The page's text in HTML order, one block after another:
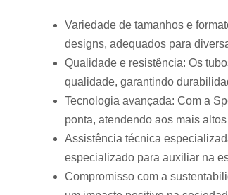
Variedade de tamanhos e
designs, adequados para
Qualidade e resistência: Os
qualidade, garantindo
Tecnologia avançada: Com a
ponta, atendendo aos mais
Assistência técnica
especializado para auxiliar na
Compromisso com a